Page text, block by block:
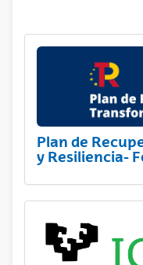
Plan de
y Resiliencia-